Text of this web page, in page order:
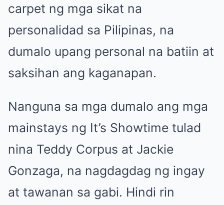
carpet ng mga sikat na
personalidad sa Pilipinas, na
dumalo upang personal na batiin at
saksihan ang kaganapan.
Nanguna sa mga dumalo ang mga
mainstays ng It’s Showtime tulad
nina Teddy Corpus at Jackie
Gonzaga, na nagdagdag ng ingay
at tawanan sa gabi. Hindi rin